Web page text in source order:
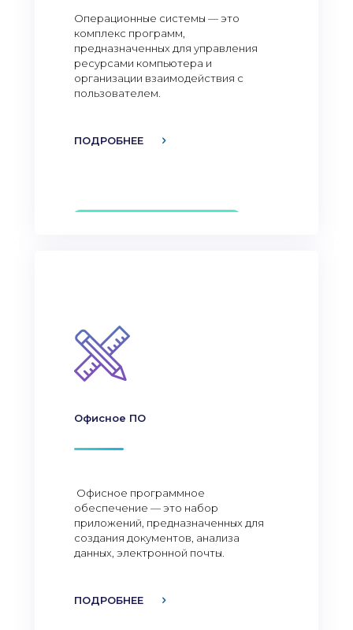
Операционные системы — это
комплекс программ,
предназначенных для управления
ресурсами компьютера и
организации взаимодействия с
пользователем.
ПОДРОБНЕЕ
Офисное ПО
Офисное программное
обеспечение — это набор
приложений, предназначенных для
создания документов, анализа
данных, электронной почты.
ПОДРОБНЕЕ